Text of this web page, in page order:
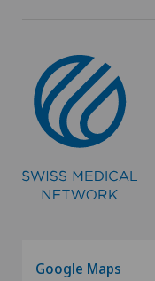
Google Maps